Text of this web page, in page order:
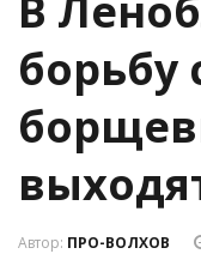
В
борьбу